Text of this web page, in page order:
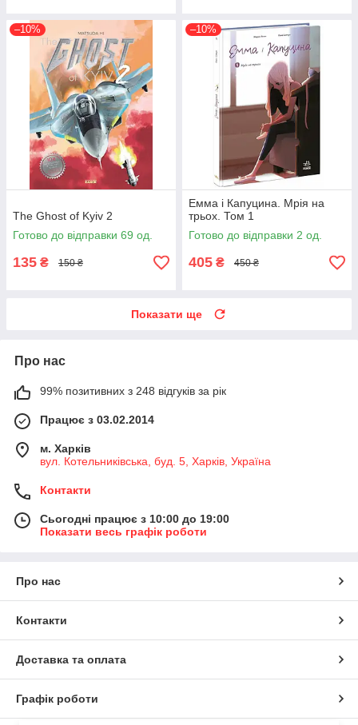
–10%
The Ghost of Kyiv 2
Готово до відправки 69 од.
135 ₴ 150 ₴
–10%
Емма і Капуцина. Мрія на
трьох. Том 1
Готово до відправки 2 од.
405 ₴ 450 ₴
Показати ще
Про нас
99% позитивних з 248 відгуків за рік
Працює з 03.02.2014
м. Харків
вул. Котельниківська, буд. 5, Харків, Україна
Контакти
Сьогодні працює з 10:00 до 19:00
Показати весь графік роботи
Про нас
Контакти
Доставка та оплата
Графік роботи